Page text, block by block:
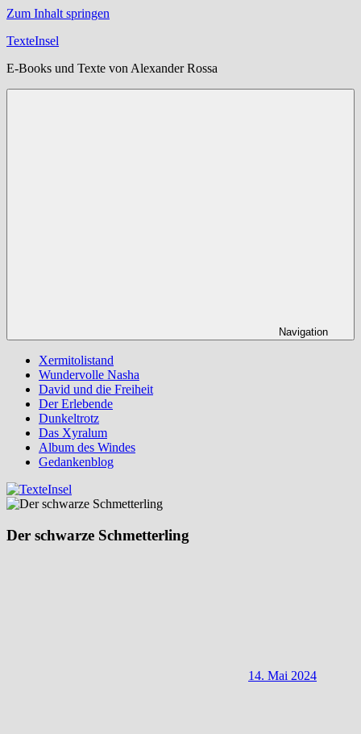
Zum Inhalt springen
TexteInsel
E-Books und Texte von Alexander Rossa
Navigation
Xermitolistand
Wundervolle Nasha
David und die Freiheit
Der Erlebende
Dunkeltrotz
Das Xyralum
Album des Windes
Gedankenblog
Der schwarze Schmetterling
14. Mai 2024